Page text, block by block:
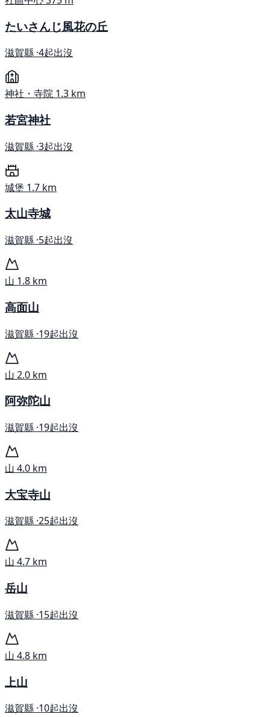
たいさんじ風花の丘
滋賀縣 ·4起出沒
神社・寺院 1.3 km
若宮神社
滋賀縣 ·3起出沒
城堡 1.7 km
太山寺城
滋賀縣 ·5起出沒
山 1.8 km
高面山
滋賀縣 ·19起出沒
山 2.0 km
阿弥陀山
滋賀縣 ·19起出沒
山 4.0 km
大宝寺山
滋賀縣 ·25起出沒
山 4.7 km
岳山
滋賀縣 ·15起出沒
山 4.8 km
上山
滋賀縣 ·10起出沒